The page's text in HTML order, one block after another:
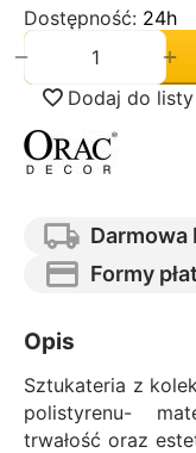
Dostępność: 24h
+
−
Dodaj do
Darmowa
Formy
Opis
Sztukateria z
polistyrenu-
trwałość oraz